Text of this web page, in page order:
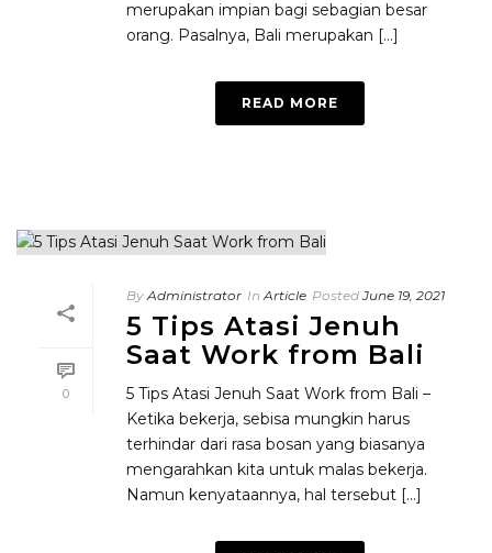
merupakan impian bagi sebagian besar
orang. Pasalnya, Bali merupakan [...]
READ MORE
0
By Administrator In Article Posted June 19, 2021
5 Tips Atasi Jenuh
Saat Work from Bali
5 Tips Atasi Jenuh Saat Work from Bali –
Ketika bekerja, sebisa mungkin harus
terhindar dari rasa bosan yang biasanya
mengarahkan kita untuk malas bekerja.
Namun kenyataannya, hal tersebut [...]